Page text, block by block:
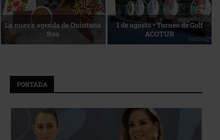
Reconocimiento de viajeros La esencia del servicio
PORTADA